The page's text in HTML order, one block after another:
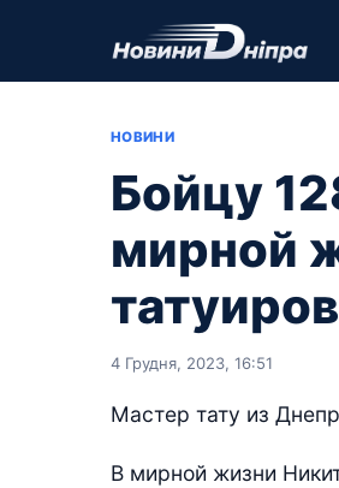
НОВИНИ
Бойцу
мирной
4 Грудня, 2023, 16:51
Мастер тату из
В мирной жизни